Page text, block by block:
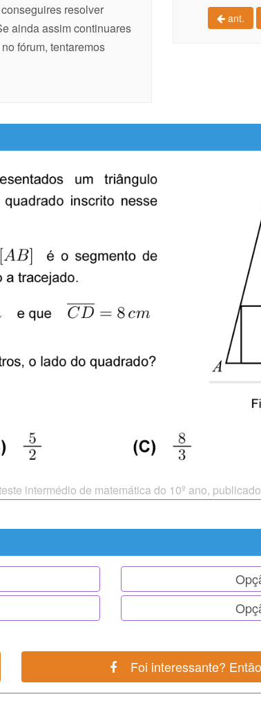
resolver
ainda assim continuares
fórum, tentaremos
ant.
intermédio de matemática do 10º ano,
Foi interessante?